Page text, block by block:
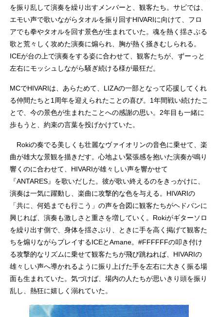
を振り乱して演奏を繰り出すメンバーと、観客たち。サビでは、
エモい声で歌いながらタオルを振り回すHIVARIに向けて、フロ
アでも拳やタオルを回す景色が生まれていた。魂を熱く揺さぶる
歌と荒々しく攻めた演奏に煽られ、胸が熱く掻きむしられる。
ICEが台の上で演奏をする姿に合わせて、観客たちが、ずーっと
左右にモッシュしながら騒ぎ続ける様が最狂だ。
MCでHIVARIは、あらためて、LIZAの一部となって応援してくれ
る仲間たちと1周年を迎えられたことの喜び。1年間戦い続けたこ
とで、今の景色が生まれたことへの感謝の思い。2年目も一緒に
歩もうと、約束の言葉を投げかけていた。
Rokiの奏でる美しくも壮麗なヴァイオリンの音色に乗せて、楽
曲が雄大な景観を描きだす。心地よい緊張感を抱いた演奏が鳴り
響くのに合わせて、HIVARIが雄々しい声を響かせて
『ANTARES』を歌いだした。彼が歌い終えるのをきっかけに、
演奏は一気に躍動し、楽曲に攻撃的な色を与える。HIVARIの
「共に、何処までも行こう」の声を合図に観客たちがヘドバンに
興じれば、演奏も激しさと重さを増していく。Rokiがギターソロ
を繰り出す側で、身体を揺さぶり、ときに手を高く掲げて観客た
ちを煽りながらプレイするICEとAmane。#FFFFFFの叩き付け
る攻撃的なリズムに乗せて観客たちが飛び跳ねれば、HIVARIの
雄々しい声へ導かれるように振り上げた手を左右に大きく振る場
面も生まれていた。気づけば、場内の人たちが思いきり頭を振り
乱し、熱狂に嬉しく溺れていた。